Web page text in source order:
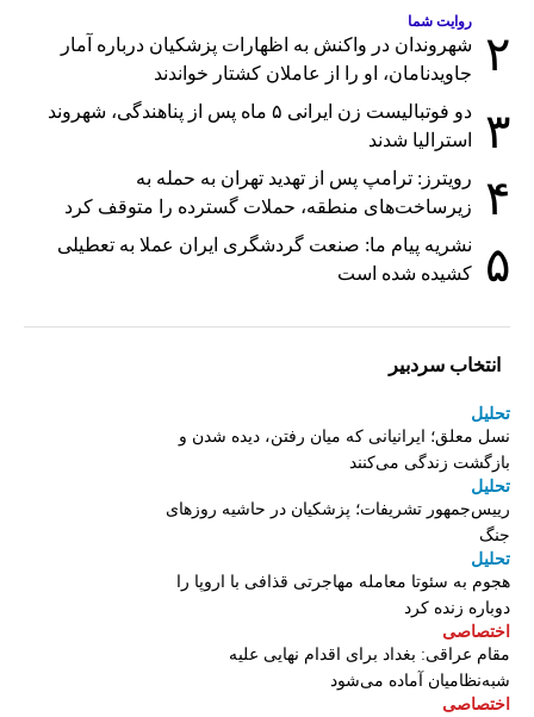
۲
روایت شما
شهروندان در واکنش به اظهارات پزشکیان درباره آمار
جاویدنامان، او را از عاملان کشتار خواندند
۳
دو فوتبالیست زن ایرانی ۵ ماه پس از پناهندگی، شهروند
استرالیا شدند
۴
رویترز: ترامپ پس از تهدید تهران به حمله به
زیرساخت‌های منطقه، حملات گسترده را متوقف کرد
۵
نشریه پیام ما: صنعت گردشگری ایران عملا به تعطیلی
کشیده شده است
انتخاب سردبیر
تحلیل
نسل معلق؛ ایرانیانی که میان رفتن، دیده شدن و
بازگشت زندگی می‌کنند
تحلیل
رییس‌جمهور تشریفات؛ پزشکیان در حاشیه روزهای
جنگ
تحلیل
هجوم به سئوتا معامله مهاجرتی قذافی با اروپا را
دوباره زنده کرد
اختصاصی
مقام عراقی: بغداد برای اقدام نهایی علیه
شبه‌نظامیان آماده می‌شود
اختصاصی